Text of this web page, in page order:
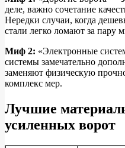
деле, важно сочетание
Нередки случаи, когда
стали легко ломают за пару
Миф 2: «Электронные
системы замечательно
заменяют физическую
комплекс мер.
Лучшие
усиленных ворот